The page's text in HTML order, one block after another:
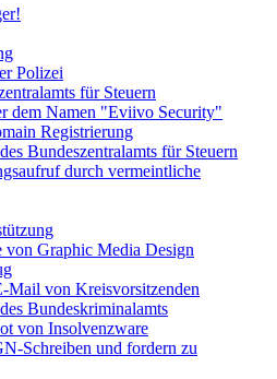
Polizei
für Steuern
dem Namen "Eviivo Security"
Registrierung
Bundeszentralamts für Steuern
durch vermeintliche
von Graphic Media Design
Mail von Kreisvorsitzenden
Bundeskriminalamts
von Insolvenzware
Schreiben und fordern zu